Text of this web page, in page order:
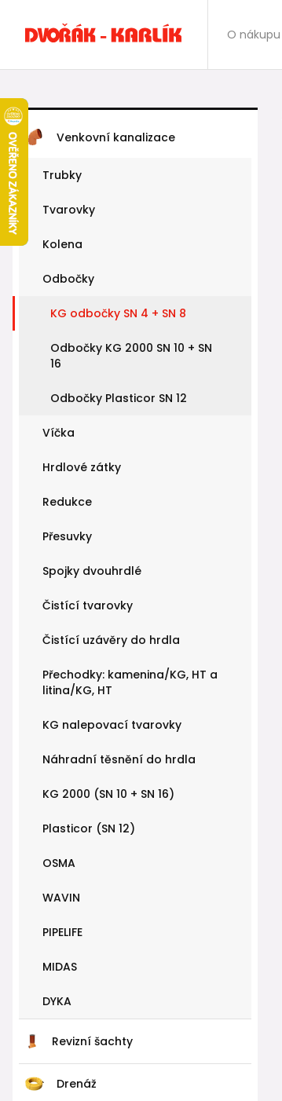
O nákupu
Venkovní kanalizace
Trubky
Tvarovky
Kolena
Odbočky
KG odbočky SN 4 + SN 8
Odbočky KG 2000 SN 10 + SN
16
Odbočky Plasticor SN 12
Víčka
Hrdlové zátky
Redukce
Přesuvky
Spojky dvouhrdlé
Čistící tvarovky
Čistící uzávěry do hrdla
Přechodky: kamenina/KG, HT a
litina/KG, HT
KG nalepovací tvarovky
Náhradní těsnění do hrdla
KG 2000 (SN 10 + SN 16)
Plasticor (SN 12)
OSMA
WAVIN
PIPELIFE
MIDAS
DYKA
Revizní šachty
Drenáž